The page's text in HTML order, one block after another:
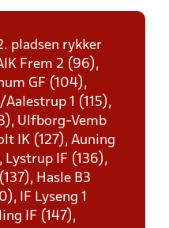
pladsen rykker
Frem 2 (96),
GF (104),
Aalestrup 1 (115),
Ulfborg-Vemb
IK (127), Auning
Lystrup IF (136),
Hasle B3
IF Lyseng 1
IF (147),